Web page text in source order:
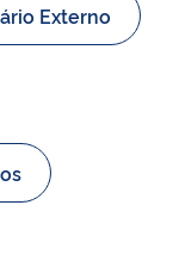
Externo